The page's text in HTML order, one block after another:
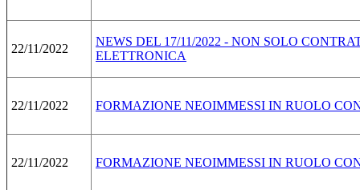
22/11/2022
NEWS DEL 17/11/2022 - NON SOLO
ELETTRONICA
22/11/2022 FORMAZIONE NEOIMMESSI IN RUOLO
22/11/2022 FORMAZIONE NEOIMMESSI IN RUOLO